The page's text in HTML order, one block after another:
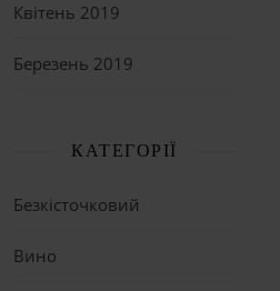
Квітень 2019
Березень 2019
КАТЕГОРІЇ
Безкісточковий
Вино